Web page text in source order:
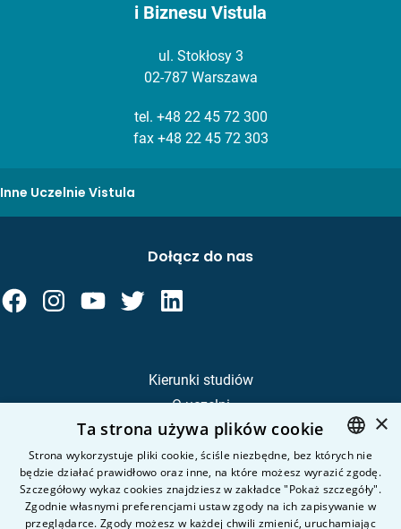
i Biznesu Vistula
ul. Stokłosy 3
02-787 Warszawa
tel. +48 22 45 72 300
fax +48 22 45 72 303
Inne Uczelnie Vistula
Kierunki studiów
O uczelni
Kandydat
Student
Nauka i badania
Dołącz do nas
POLISH
ENGLISH
×
Ta strona używa plików cookie
Strona wykorzystuje pliki cookie, ściśle niezbędne, bez których nie
będzie działać prawidłowo oraz inne, na które możesz wyrazić zgodę.
Szczegółowy wykaz cookies znajdziesz w zakładce "Pokaż szczegóły".
Zgodnie własnymi preferencjami ustaw zgody na ich zapisywanie w
przeglądarce. Zgody możesz w każdej chwili zmienić, uruchamiając